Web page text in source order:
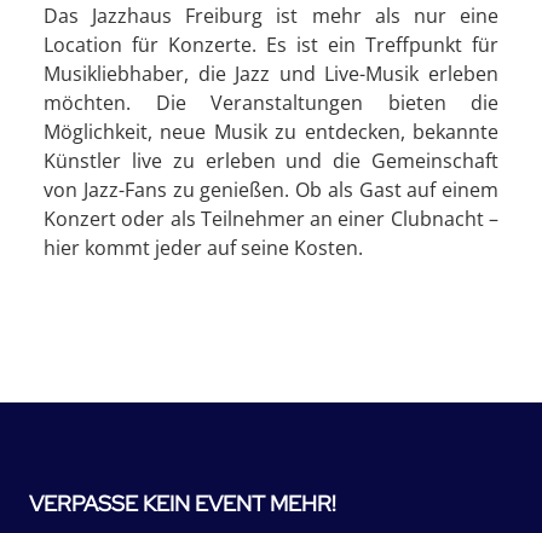
Das Jazzhaus Freiburg ist mehr als nur eine
Location für Konzerte. Es ist ein Treffpunkt für
Musikliebhaber, die Jazz und Live-Musik erleben
möchten. Die Veranstaltungen bieten die
Möglichkeit, neue Musik zu entdecken, bekannte
Künstler live zu erleben und die Gemeinschaft
von Jazz-Fans zu genießen. Ob als Gast auf einem
Konzert oder als Teilnehmer an einer Clubnacht –
hier kommt jeder auf seine Kosten.
VERPASSE KEIN EVENT MEHR!